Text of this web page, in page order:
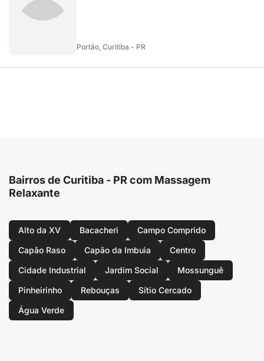
Portão, Curitiba - PR
Bairros de Curitiba - PR com Massagem
Relaxante
Alto da XV Bacacheri
Campo Comprido
Capão Raso
Capão da Imbuia
Centro
Cidade Industrial
Jardim Social
Mossunguê
Pinheirinho
Rebouças
Sítio Cercado
Água Verde